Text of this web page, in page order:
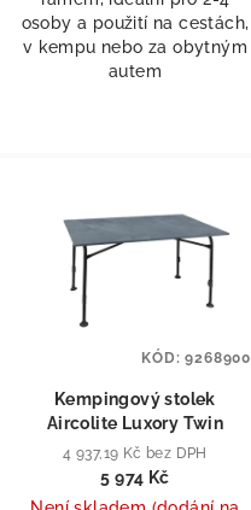
osoby a použití na cestách,
v kempu nebo za obytným
autem
Kempingový stolek
Aircolite Luxory Twin
4 937,19 Kč bez DPH
5 974 Kč
KÓD:9268900